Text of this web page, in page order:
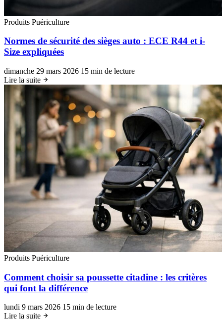
Produits Puériculture
Normes de sécurité des sièges auto : ECE R44 et i-
Size expliquées
dimanche 29 mars 2026 15 min de lecture
Lire la suite
Produits Puériculture
Comment choisir sa poussette citadine : les critères
qui font la différence
lundi 9 mars 2026 15 min de lecture
Lire la suite